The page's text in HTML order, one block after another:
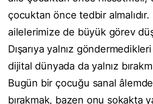
çocuktan önce tedbir almalıdır.
ailelerimize de büyük görev
Dışarıya yalnız göndermedikleri
dijital dünyada da yalnız
Bugün bir çocuğu sanal
bırakmak, bazen onu sokakta